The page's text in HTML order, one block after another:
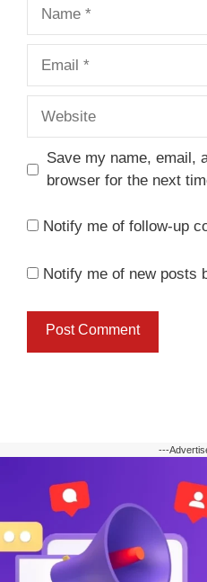
Save my name, email,
browser for the next
Notify me of follow-up
Notify me of new posts
---